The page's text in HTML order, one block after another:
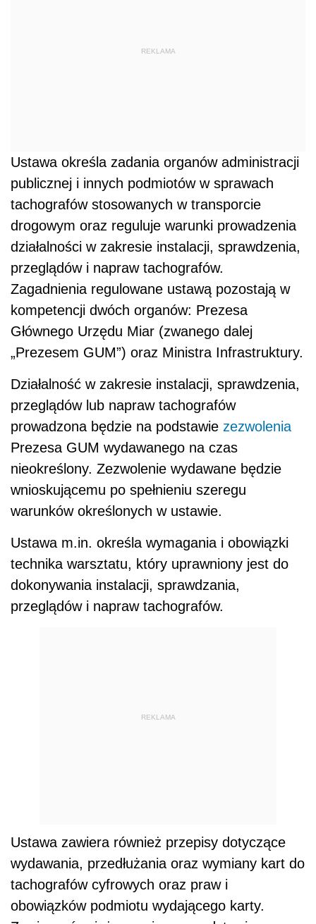
REKLAMA
Ustawa określa zadania organów administracji
publicznej i innych podmiotów w sprawach
tachografów stosowanych w transporcie
drogowym oraz reguluje warunki prowadzenia
działalności w zakresie instalacji, sprawdzenia,
przeglądów i napraw tachografów.
Zagadnienia regulowane ustawą pozostają w
kompetencji dwóch organów: Prezesa
Głównego Urzędu Miar (zwanego dalej
„Prezesem GUM”) oraz Ministra Infrastruktury.
Działalność w zakresie instalacji, sprawdzenia,
przeglądów lub napraw tachografów
prowadzona będzie na podstawie zezwolenia
Prezesa GUM wydawanego na czas
nieokreślony. Zezwolenie wydawane będzie
wnioskującemu po spełnieniu szeregu
warunków określonych w ustawie.
Ustawa m.in. określa wymagania i obowiązki
technika warsztatu, który uprawniony jest do
dokonywania instalacji, sprawdzania,
przeglądów i napraw tachografów.
REKLAMA
Ustawa zawiera również przepisy dotyczące
wydawania, przedłużania oraz wymiany kart do
tachografów cyfrowych oraz praw i
obowiązków podmiotu wydającego karty.